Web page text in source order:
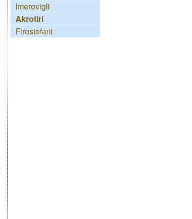
Imerovigli
Akrotiri
Firostefani